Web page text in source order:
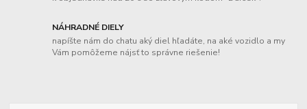
NÁHRADNÉ DIELY
napíšte nám do chatu aký diel hľadáte, na aké vozidlo a my
Vám pomôžeme nájsť to správne riešenie!